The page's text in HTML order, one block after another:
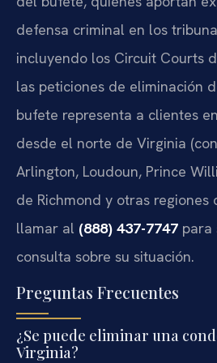
defensa criminal en los
incluyendo los Circuit Courts
las peticiones de eliminación
bufete representa a clientes
desde el norte de Virginia
Arlington, Loudoun, Prince
de Richmond y otras regiones
llamar al (888) 437-7747 para
consulta sobre su situación.
Preguntas Frecuentes
¿Se puede eliminar una
Virginia?